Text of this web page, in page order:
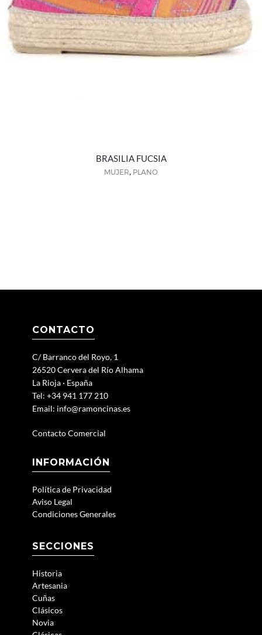
BRASILIA FUCSIA
MUJER, PLANO
CONTACTO
C/ Barranco del Royo, 1
26520 Cervera del Río Alhama
La Rioja · España
Tel: +34 941 177 210
Email: info@ramoncinas.es
Contacto Comercial
INFORMACIÓN
Política de Privacidad
Aviso Legal
Condiciones Generales
SECCIONES
Historia
Artesania
Cuñas
Clásicos
Novia